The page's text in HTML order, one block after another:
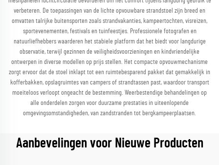
verbeteren. De toepassingen van de lichte opvouwbare strandstoel zijn breed en
omvatten talrijke buitensporten zoals strandvakanties, kampeertochten, visreizen,
sportevenementen, festivals en tuinfeestjes. Professionele fotografen en
natuurliefhebbers waarderen het stabiele platform dat het biedt voor langdurige
observatie, terwijl gezinnen de veiligheidsvoorzieningen en kindvriendelijke
ontwerpen in diverse modellen op prijs stellen. Het compacte opvouwmechanisme
zorgt ervoor dat de stoel inklapt tot een ruimtebesparend pakket dat gemakkelijk in
kofferbakken, opslagruimtes van campers of strandtassen past, waardoor transport
moeiteloos verloopt ongeacht de bestemming. Weerbestendige behandelingen op
alle onderdelen zorgen voor duurzame prestaties in uiteenlopende
omgevingsomstandigheden, van zandstranden tot bergkampeerplaatsen.
Aanbevelingen voor Nieuwe Producten